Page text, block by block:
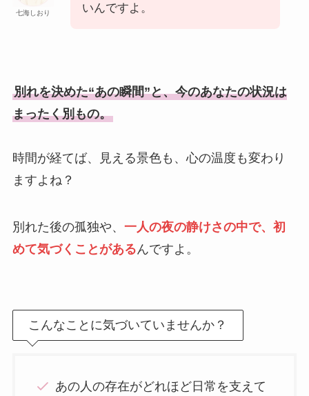
七海しおり
いんですよ。
別れを決めた“あの瞬間”と、今のあなたの状況は
まったく別もの。
時間が経てば、見える景色も、心の温度も変わり
ますよね？
別れた後の孤独や、 一人の夜の静けさの中で、初
めて気づくことがあるんですよ。
こんなことに気づいていませんか？
あの人の存在がどれほど日常を支えて